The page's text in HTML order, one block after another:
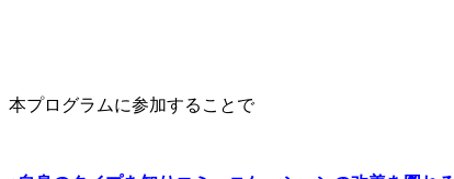
本プログラムに参加することで